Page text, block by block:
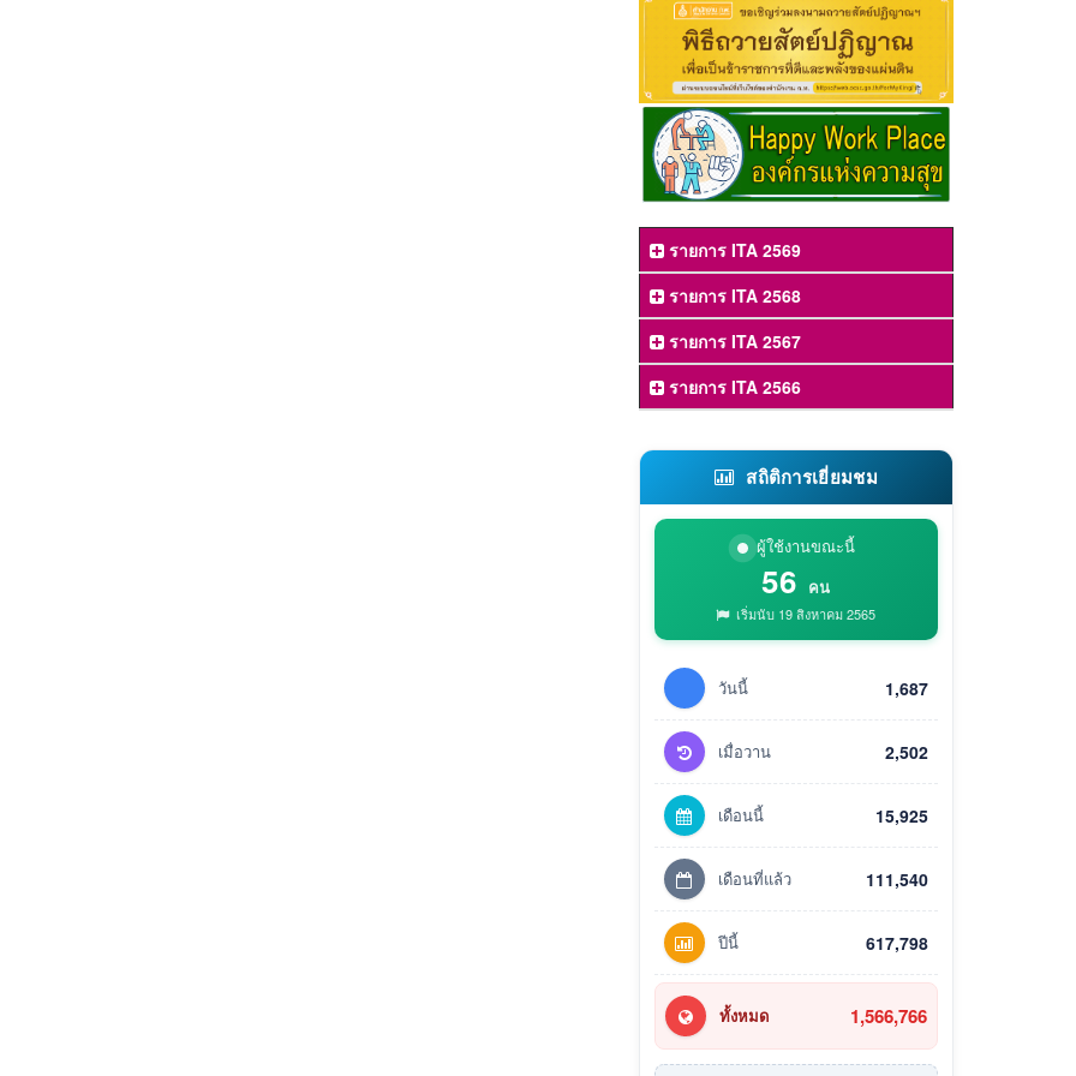
รายการ ITA 2569
รายการ ITA 2568
รายการ ITA 2567
รายการ ITA 2566
สถิติการเยี่ยมชม
ผู้ใช้งานขณะนี้
56 คน
เริ่มนับ 19 สิงหาคม 2565
วันนี้ 1,687
เมื่อวาน 2,502
เดือนนี้ 15,925
เดือนที่แล้ว 111,540
ปีนี้ 617,798
ทั้งหมด 1,566,766